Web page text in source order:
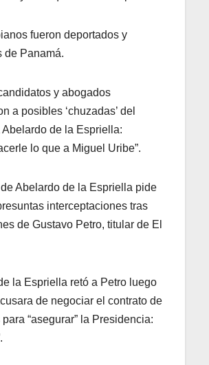
fueron deportados y
de Panamá.
y abogados
a posibles ‘chuzadas’ del
de la Espriella:
lo que a Miguel Uribe”.
Abelardo de la Espriella pide
interceptaciones tras
de Gustavo Petro, titular de El
la Espriella retó a Petro luego
de negociar el contrato de
“asegurar” la Presidencia: